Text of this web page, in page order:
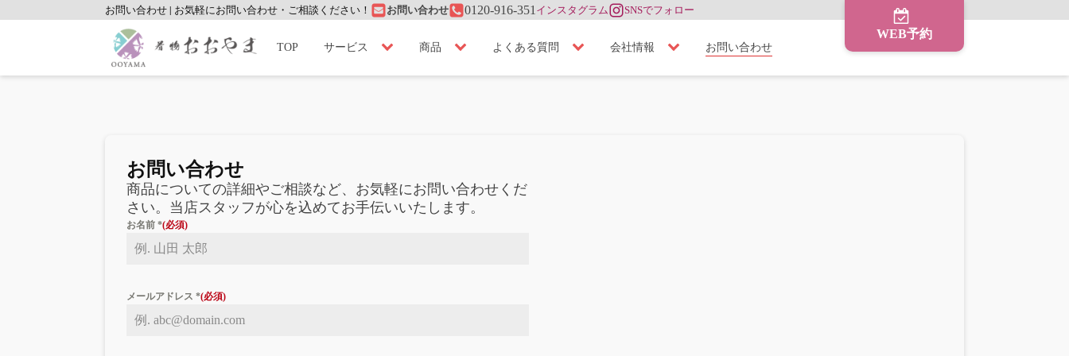
お問い合わせ| お気軽にお問い合わせ・ご相談ください！ お問い合わせ 0120-916-351 インスタグラム SNSでフォロー
TOP サービス 商品 よくある質問 会社情報 お問い合わせ
WEB予約
お問い合わせ
商品についての詳細やご相談など、お気軽にお問い合わせくだ
さい。当店スタッフが心を込めてお手伝いいたします。
お名前*
メールアドレス*